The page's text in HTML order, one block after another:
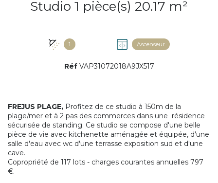
Studio 1 pièce(s) 20.17 m²
1 Ascenseur
Réf VAP31072018A9JX517
FREJUS PLAGE, Profitez de ce studio à 150m de la
plage/mer et à 2 pas des commerces dans une résidence
sécurisée de standing. Ce studio se compose d'une belle
pièce de vie avec kitchenette aménagée et équipée, d'une
salle d'eau avec wc d'une terrasse exposition sud et d'une
cave.
Copropriété de 117 lots - charges courantes annuelles 797
€.